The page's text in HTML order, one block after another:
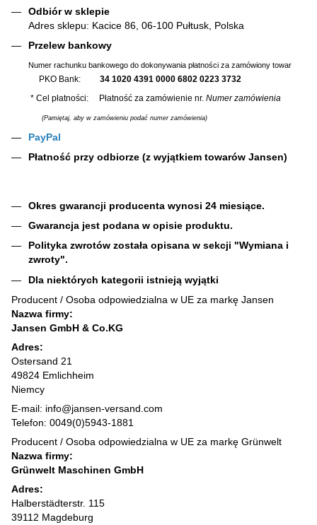
Odbiór w sklepie
Adres sklepu: Kacice 86, 06-100 Pułtusk, Polska
Przelew bankowy
Numer rachunku bankowego do dokonywania płatności za zamówiony towar
PKO Bank: 34 1020 4391 0000 6802 0223 3732
* Cel płatności: Płatność za zamówienie nr. Numer zamówienia
(Pamiętaj, aby w zamówieniu podać numer zamówienia)
PayPal
Płatność przy odbiorze (z wyjątkiem towarów Jansen)
Okres gwarancji producenta wynosi 24 miesiące.
Gwarancja jest podana w opisie produktu.
Polityka zwrotów została opisana w sekcji "Wymiana i
zwroty".
Dla niektórych kategorii istnieją wyjątki
Producent / Osoba odpowiedzialna w UE za markę Jansen
Nazwa firmy:
Jansen GmbH & Co.KG
Adres:
Ostersand 21
49824 Emlichheim
Niemcy
E-mail: info@jansen-versand.com
Telefon: 0049(0)5943-1881
Producent / Osoba odpowiedzialna w UE za markę Grünwelt
Nazwa firmy:
Grünwelt Maschinen GmbH
Adres:
Halberstädterstr. 115
39112 Magdeburg